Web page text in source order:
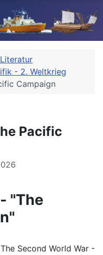
Literatur
- 2. Weltkrieg
Campaign
Pacific
"The
Second World War -